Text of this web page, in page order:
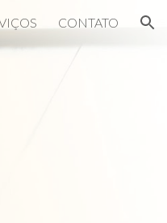
CONTATO